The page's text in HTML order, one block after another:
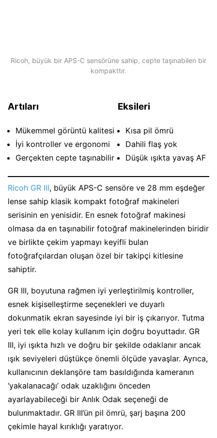
Ricoh, büyük bir APS-C sensörüne sahip, cepte taşınabilen bir
kompakttır.
Artıları
Mükemmel görüntü kalitesi
İyi kontroller ve ergonomi
Gerçekten cepte taşınabilir
Eksileri
Kısa pil ömrü
Dahili flaş yok
Düşük ışıkta yavaş AF
Ricoh GR III, büyük APS-C sensöre ve 28 mm eşdeğer
lense sahip klasik kompakt fotoğraf makineleri
serisinin en yenisidir. En esnek fotoğraf makinesi
olmasa da en taşınabilir fotoğraf makinelerinden biridir
ve birlikte çekim yapmayı keyifli bulan
fotoğrafçılardan oluşan özel bir takipçi kitlesine
sahiptir.
GR III, boyutuna rağmen iyi yerleştirilmiş kontroller,
esnek kişiselleştirme seçenekleri ve duyarlı
dokunmatik ekran sayesinde iyi bir iş çıkarıyor. Tutma
yeri tek elle kolay kullanım için doğru boyuttadır. GR
III, iyi ışıkta hızlı ve doğru bir şekilde odaklanır ancak
ışık seviyeleri düştükçe önemli ölçüde yavaşlar. Ayrıca,
kullanıcının deklanşöre tam basıldığında kameranın
‘yakalanacağı’ odak uzaklığını önceden
ayarlayabileceği bir Anlık Odak seçeneği de
bulunmaktadır. GR III’ün pil ömrü, şarj başına 200
çekimle hayal kırıklığı yaratıyor.